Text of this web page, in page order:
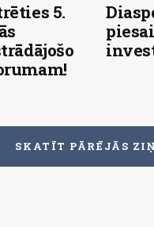
5.
SKATĪT PĀRĒJĀS